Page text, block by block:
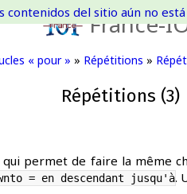
France-
« pour » » Répétitions »
contenidos del sitio aún no
Répétitions (3)
permet de faire la même
= en descendant jusqu'à.